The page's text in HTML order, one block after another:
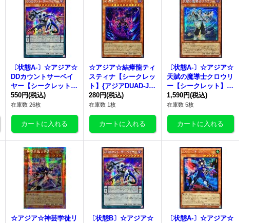
〔状態A-〕☆アジア☆
DDカウントサーベイ
ヤー【シークレット】
{アジア25PP-JP014}
《モンスター》
550円(税込)
在庫数 26枚
☆アジア☆結瘴龍ティ
スティナ【シークレッ
ト】{アジアDUAD-JP
020}《モンスター》
280円(税込)
在庫数 1枚
〔状態A-〕☆アジア☆
天賦の魔導士クロウリ
ー【シークレット】
{アジア25PP-JP017}
《モンスター》
1,590円(税込)
在庫数 5枚
☆アジア☆神芸学徒リ
〔状態B〕☆アジア☆
〔状態A-〕☆アジア☆